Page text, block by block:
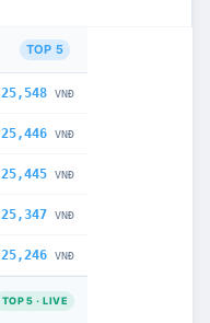
TOP 5
25,548 VNĐ
25,446 VNĐ
25,445 VNĐ
25,347 VNĐ
25,246 VNĐ
TOP 5 · LIVE